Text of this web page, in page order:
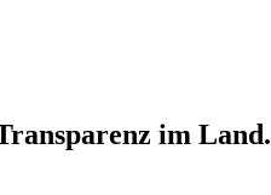
im Land.